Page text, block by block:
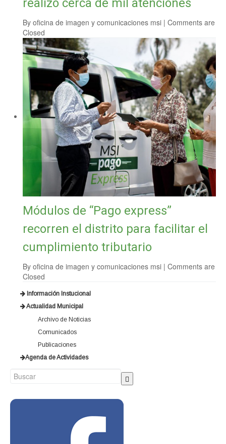
realizó cerca de mil atenciones
By oficina de imagen y comunicaciones msi | Comments are
Closed
Módulos de “Pago express”
recorren el distrito para facilitar el
cumplimiento tributario
By oficina de imagen y comunicaciones msi | Comments are
Closed
Información Instucional
Actualidad Municipal
Archivo de Noticias
Comunicados
Publicaciones
Agenda de Actividades